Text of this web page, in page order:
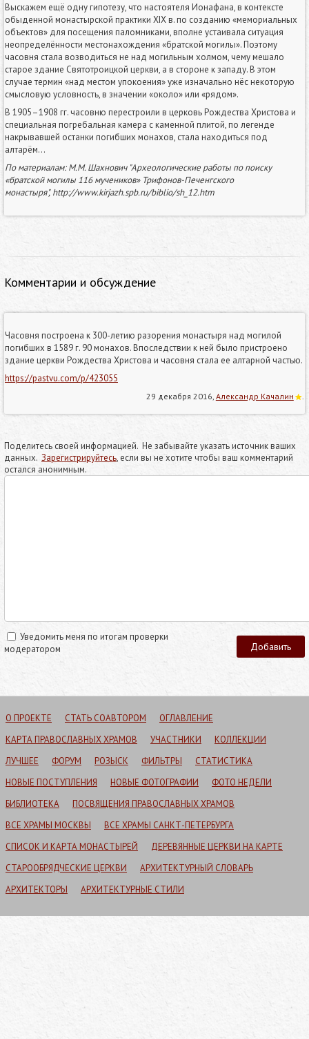
Выскажем ещё одну гипотезу, что настоятеля Ионафана, в контексте
обыденной монастырской практики ХIX в. по созданию «мемориальных
объектов» для посещения паломниками, вполне устаивала ситуация
неопределённости местонахождения «братской могилы». Поэтому
часовня стала возводиться не над могильным холмом, чему мешало
старое здание Святотроицкой церкви, а в стороне к западу. В этом
случае термин «над местом упокоения» уже изначально нёс некоторую
смысловую условность, в значении «около» или «рядом».
В 1905–1908 гг. часовню перестроили в церковь Рождества Христова и
специальная погребальная камера с каменной плитой, по легенде
накрывавшей останки погибших монахов, стала находиться под
алтарём...
По материалам: М.М. Шахнович "Археологические работы по поиску
«братской могилы 116 мучеников» Трифонов-Печенгского
монастыря", http://www.kirjazh.spb.ru/biblio/sh_12.htm
Комментарии и обсуждение
Часовня построена к 300-летию разорения монастыря над могилой
погибших в 1589 г. 90 монахов. Впоследствии к ней было пристроено
здание церкви Рождества Христова и часовня стала ее алтарной частью.
https://pastvu.com/p/423055
29 декабря 2016, Александр Качалин
Поделитесь своей информацией. Не забывайте указать источник ваших
данных. Зарегистрируйтесь, если вы не хотите чтобы ваш комментарий
остался анонимным.
Уведомить меня по итогам проверки
модератором
О ПРОЕКТЕ СТАТЬ СОАВТОРОМ
ОГЛАВЛЕНИЕ
КАРТА ПРАВОСЛАВНЫХ ХРАМОВ
УЧАСТНИКИ
КОЛЛЕКЦИИ
ЛУЧШЕЕ
ФОРУМ РОЗЫСК ФИЛЬТРЫ
СТАТИСТИКА
НОВЫЕ ПОСТУПЛЕНИЯ
НОВЫЕ ФОТОГРАФИИ
ФОТО НЕДЕЛИ
БИБЛИОТЕКА
ПОСВЯЩЕНИЯ ПРАВОСЛАВНЫХ ХРАМОВ
ВСЕ ХРАМЫ МОСКВЫ
ВСЕ ХРАМЫ САНКТ-ПЕТЕРБУРГА
СПИСОК И КАРТА МОНАСТЫРЕЙ
ДЕРЕВЯННЫЕ ЦЕРКВИ НА КАРТЕ
СТАРООБРЯДЧЕСКИЕ ЦЕРКВИ
АРХИТЕКТУРНЫЙ СЛОВАРЬ
АРХИТЕКТОРЫ
АРХИТЕКТУРНЫЕ СТИЛИ